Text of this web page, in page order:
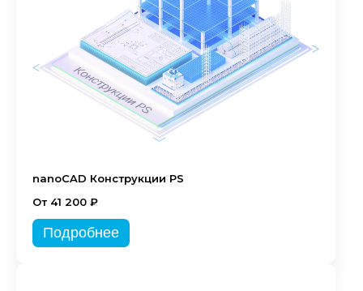
nanoCAD Конструкции PS
От 41 200 ₽
Подробнее